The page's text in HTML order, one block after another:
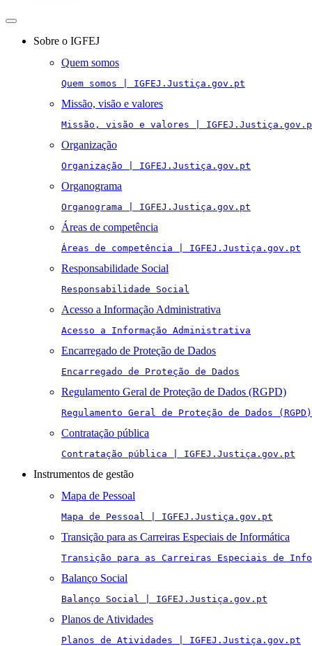
Toggle
navigationSobre o IGFEJ
Quem somos
Quem somos | IGFEJ.Justiça.gov.pt
Missão, visão e valores
Missão, visão e valores |
Organização
Organização | IGFEJ.Justiça.gov.pt
Organograma
Organograma | IGFEJ.Justiça.gov.pt
Áreas de competência
Áreas de competência | IGFEJ.Justiça.gov.pt
Responsabilidade Social
Responsabilidade Social
Acesso a Informação Administrativa
Acesso a Informação Administrativa
Encarregado de Proteção de Dados
Encarregado de Proteção de Dados
Regulamento Geral de Proteção de Dados (RGPD)
Regulamento Geral de Proteção de Dados (RGPD)
Contratação pública
Contratação pública | IGFEJ.Justiça.gov.pt
Instrumentos de gestão
Mapa de Pessoal
Mapa de Pessoal | IGFEJ.Justiça.gov.pt
Transição para as Carreiras Especiais de Informática
Transição para as Carreiras Especiais de
Balanço Social
Balanço Social | IGFEJ.Justiça.gov.pt
Planos de Atividades
Planos de Atividades | IGFEJ.Justiça.gov.pt